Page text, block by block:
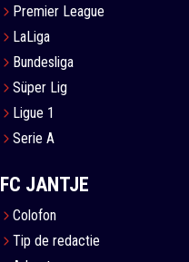
Premier League
LaLiga
Bundesliga
Süper Lig
Ligue 1
Serie A
FC JANTJE
Colofon
Tip de redactie